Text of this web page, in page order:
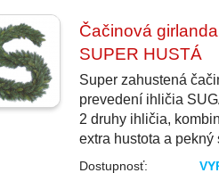
Čačinová
SUPER HUSTÁ
Super zahustená
prevedení ihličia
2 druhy ihličia,
extra hustota a pekný
Dostupnosť: